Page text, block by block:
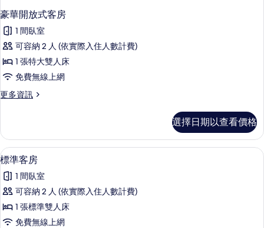
豪華開放式客房
1 間臥室
可容納 2 人 (依實際入住人數計費)
1 張特大雙人床
免費無線上網
更多資訊
更
開
放
式
房
的
情
選擇日期以查看價格
顯
示
標
準
客
標準客房 | 迷你吧、書桌、熨斗/熨衣
7
標準客房
1 間臥室
可容納 2 人 (依實際入住人數計費)
1 張標準雙人床
免費無線上網